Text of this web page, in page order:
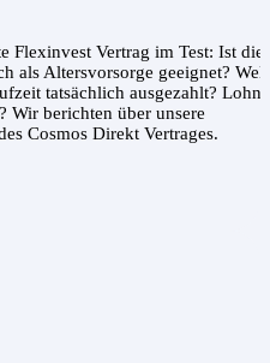
Flexinvest Vertrag im Test: Ist
als Altersvorsorge geeignet?
tatsächlich ausgezahlt? Lohnt
Wir berichten über unsere
Cosmos Direkt Vertrages.